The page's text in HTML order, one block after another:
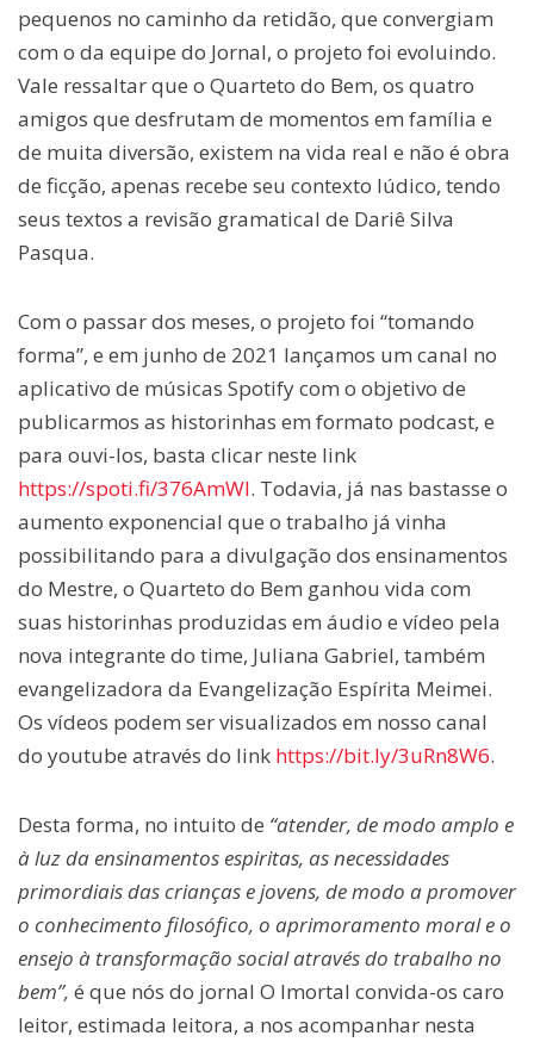
pequenos no caminho da retidão, que convergiam
com o da equipe do Jornal, o projeto foi evoluindo.
Vale ressaltar que o Quarteto do Bem, os quatro
amigos que desfrutam de momentos em família e
de muita diversão, existem na vida real e não é obra
de ficção, apenas recebe seu contexto lúdico, tendo
seus textos a revisão gramatical de Dariê Silva
Pasqua.
Com o passar dos meses, o projeto foi “tomando
forma”, e em junho de 2021 lançamos um canal no
aplicativo de músicas Spotify com o objetivo de
publicarmos as historinhas em formato podcast, e
para ouvi-los, basta clicar neste link
https://spoti.fi/376AmWI. Todavia, já nas bastasse o
aumento exponencial que o trabalho já vinha
possibilitando para a divulgação dos ensinamentos
do Mestre, o Quarteto do Bem ganhou vida com
suas historinhas produzidas em áudio e vídeo pela
nova integrante do time, Juliana Gabriel, também
evangelizadora da Evangelização Espírita Meimei.
Os vídeos podem ser visualizados em nosso canal
do youtube através do link https://bit.ly/3uRn8W6.
Desta forma, no intuito de “atender, de modo amplo e
à luz da ensinamentos espiritas, as necessidades
primordiais das crianças e jovens, de modo a promover
o conhecimento filosófico, o aprimoramento moral e o
ensejo à transformação social através do trabalho no
bem”, é que nós do jornal O Imortal convida-os caro
leitor, estimada leitora, a nos acompanhar nesta